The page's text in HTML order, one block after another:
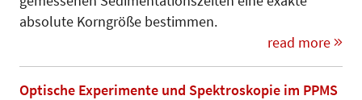
absolute Korngröße bestimmen.
read more
Optische Experimente und Spektroskopie im PPMS